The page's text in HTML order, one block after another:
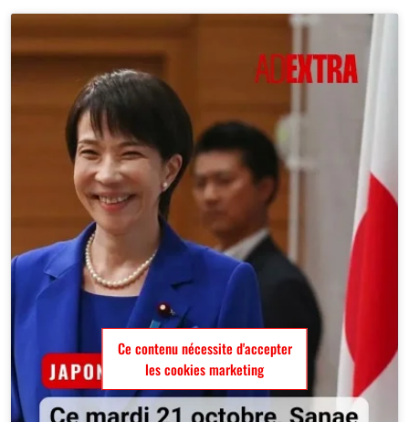
Ce contenu nécessite d'accepter
les cookies marketing